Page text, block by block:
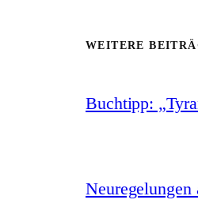
WEITERE
Buchtipp:
Neuregelungen